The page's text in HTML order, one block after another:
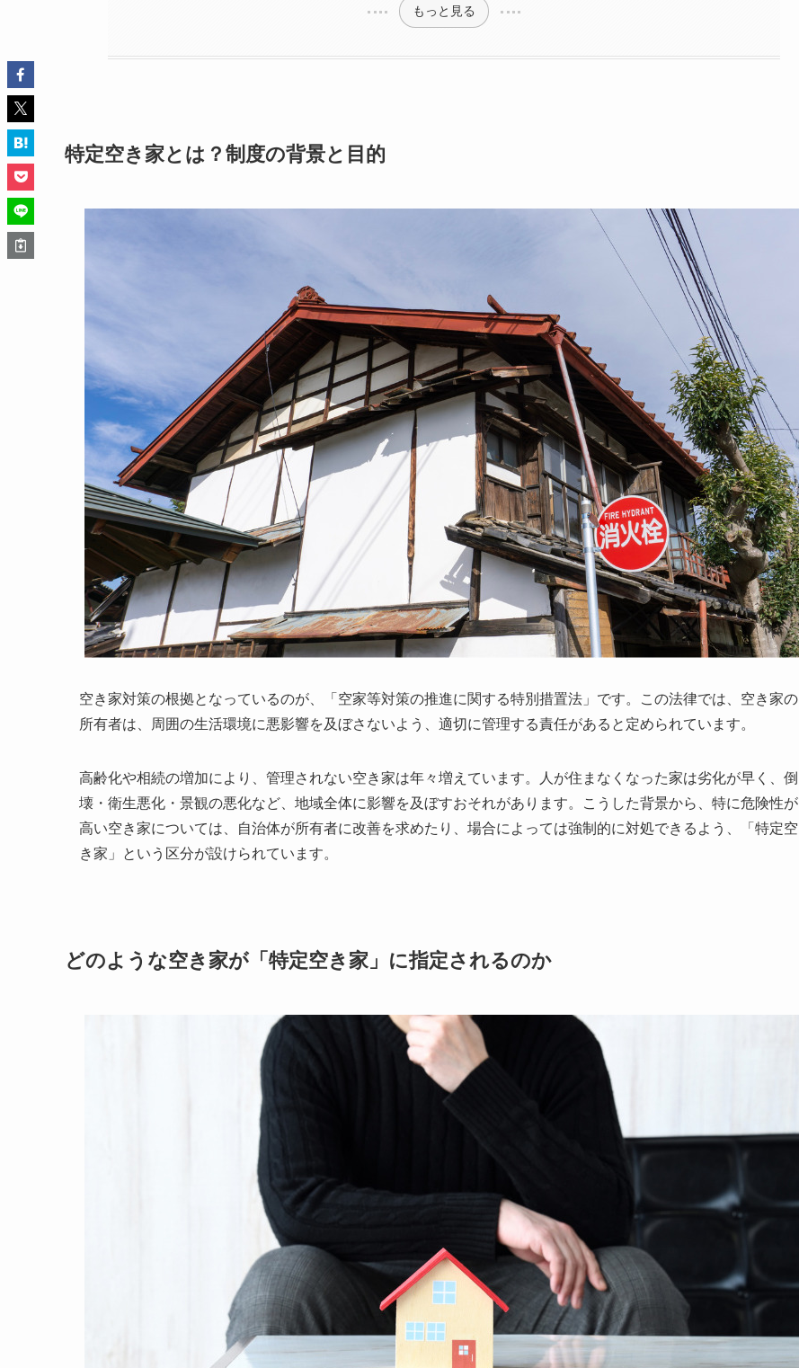
もっと見る
特定空き家とは？制度の背景と目的
空き家対策の根拠となっているのが、「空家等対策の推進に関する特別措置法」です。この法律では、空き家の
所有者は、周囲の生活環境に悪影響を及ぼさないよう、適切に管理する責任があると定められています。
高齢化や相続の増加により、管理されない空き家は年々増えています。人が住まなくなった家は劣化が早く、倒
壊・衛生悪化・景観の悪化など、地域全体に影響を及ぼすおそれがあります。こうした背景から、特に危険性が
高い空き家については、自治体が所有者に改善を求めたり、場合によっては強制的に対処できるよう、「特定空
き家」という区分が設けられています。
どのような空き家が「特定空き家」に指定されるのか